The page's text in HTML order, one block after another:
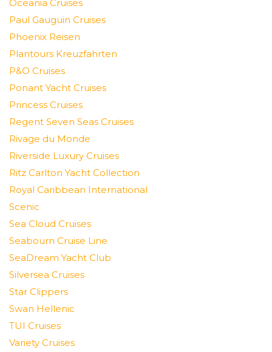
Oceania Cruises
Paul Gauguin Cruises
Phoenix Reisen
Plantours Kreuzfahrten
P&O Cruises
Ponant Yacht Cruises
Princess Cruises
Regent Seven Seas Cruises
Rivage du Monde
Riverside Luxury Cruises
Ritz Carlton Yacht Collection
Royal Caribbean International
Scenic
Sea Cloud Cruises
Seabourn Cruise Line
SeaDream Yacht Club
Silversea Cruises
Star Clippers
Swan Hellenic
TUI Cruises
Variety Cruises